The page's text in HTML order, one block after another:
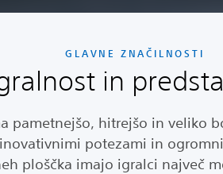
GLAVNE ZNAČILNOSTI
in
pametnejšo, hitrejšo in veliko
potezami in
ploščka imajo igralci največ